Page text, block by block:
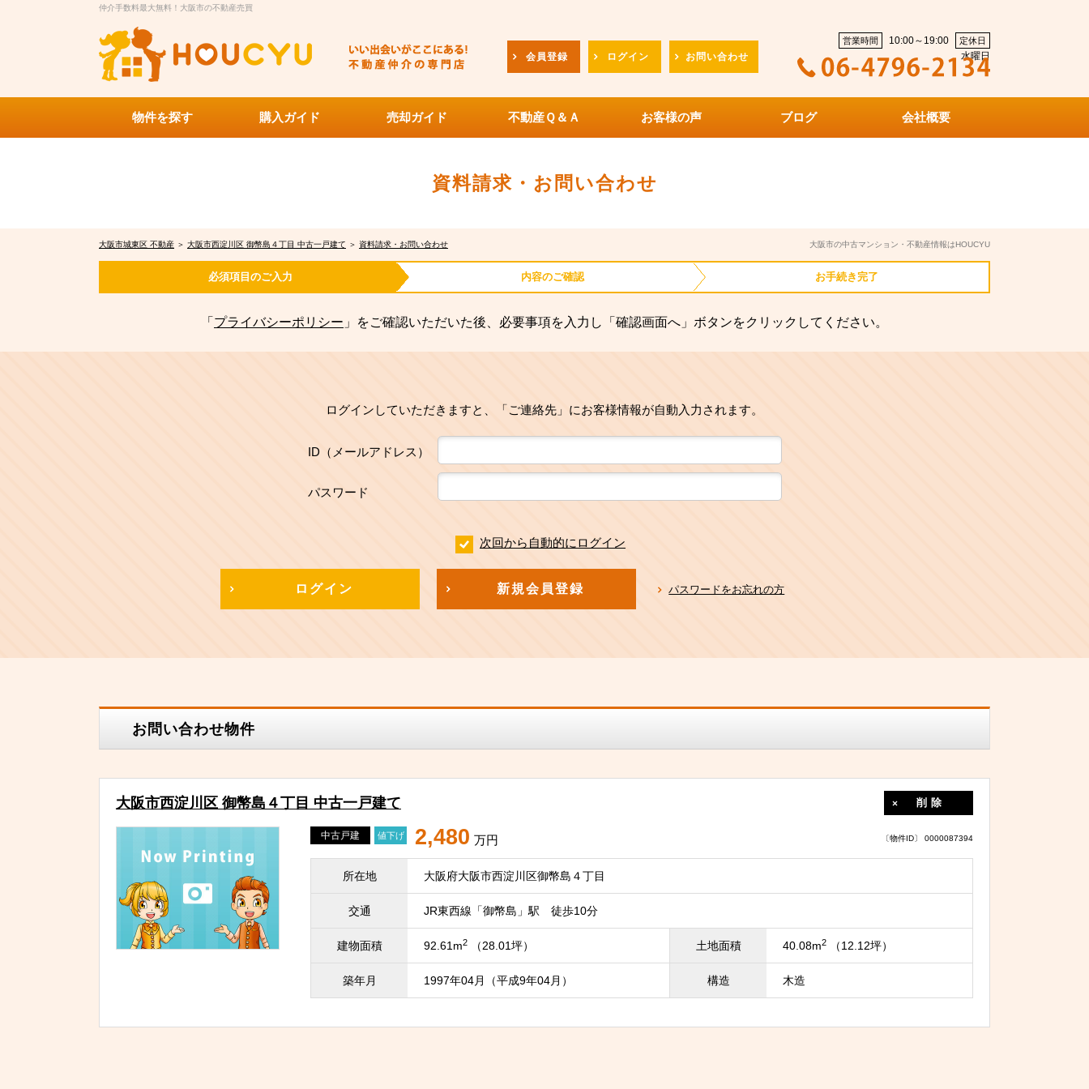
仲介手数料最大無料！大阪市の不動産売買
会員登録 ログイン お問い合わせ
営業時間 10:00～19:00 定休日
水曜日
物件を探す 購入ガイド 売却ガイド 不動産Ｑ＆Ａ お客様の声 ブログ 会社概要
資料請求・お問い合わせ
大阪市城東区 不動産 ＞ 大阪市西淀川区 御幣島４丁目 中古一戸建て ＞ 資料請求・お問い合わせ 大阪市の中古マンション・不動産情報はHOUCYU
必須項目のご入力 内容のご確認 お手続き完了
「 プライバシーポリシー 」をご確認いただいた後、必要事項を入力し「確認画面へ」ボタンをクリックしてください。
ログインしていただきますと、「ご連絡先」にお客様情報が自動入力されます。
ID（メールアドレス）
パスワード
次回から自動的にログイン
ログイン 新規会員登録 パスワードをお忘れの方
お問い合わせ物件
大阪市西淀川区 御幣島４丁目 中古一戸建て 削除
〔物件ID〕 0000087394
中古戸建 値下げ 2,480 万円
所在地 大阪府大阪市西淀川区御幣島４丁目
交通 JR東西線「御幣島」駅 徒歩10分
建物面積 92.61m2 （28.01坪） 土地面積 40.08m2 （12.12坪）
築年月 1997年04月（平成9年04月） 構造 木造